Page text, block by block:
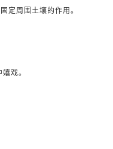
定周围土壤的作用。
戏。